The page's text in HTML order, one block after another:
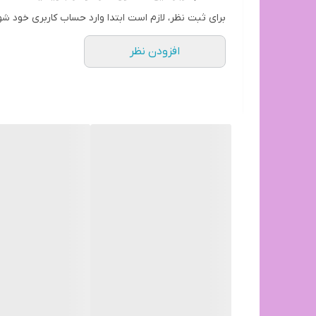
بازه زمانی ارسال کالا 8 روز کاری
برای ثبت نظر، لازم است ابتدا وارد حساب کاربری خود
افزودن نظر